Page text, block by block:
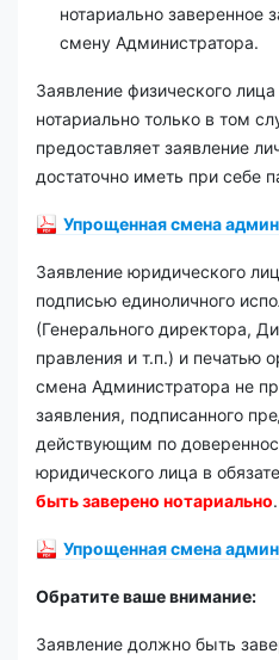
нотариально заверенное
смену Администратора.
Заявление физического
нотариально только в том
предоставляет заявление
достаточно иметь при себе
Упрощенная смена
Заявление юридического
подписью единоличного
(Генерального директора,
правления и т.п.) и печатью
смена Администратора не
заявления, подписанного
действующим по
юридического лица в
быть заверено нотариально.
Упрощенная смена
Обратите ваше внимание:
Заявление должно быть